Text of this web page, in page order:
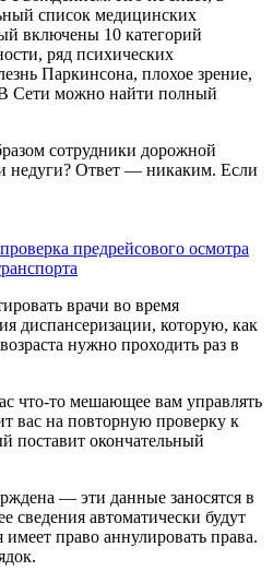
список медицинских
включены 10 категорий
ряд психических
Паркинсона, плохое зрение,
Сети можно найти полный
сотрудники дорожной
недуги? Ответ — никаким. Если
предрейсового осмотра
врачи во время
диспансеризации, которую, как
нужно проходить раз в
что‑то мешающее вам управлять
вас на повторную проверку к
поставит окончательный
— эти данные заносятся в
сведения автоматически будут
право аннулировать права.